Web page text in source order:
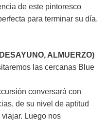
de este pintoresco
para terminar su día.
ALMUERZO)
las cercanas Blue
conversará con
de su nivel de aptitud
Luego nos